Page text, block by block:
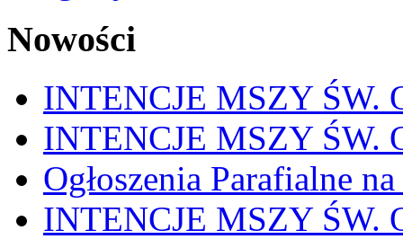
Nowości
INTENCJE MSZY ŚW.
INTENCJE MSZY ŚW.
Ogłoszenia Parafialne
INTENCJE MSZY ŚW.